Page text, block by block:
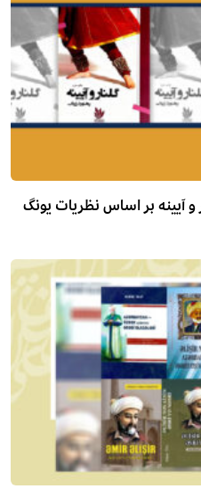
و آیینه بر اساس نظریات یونگ